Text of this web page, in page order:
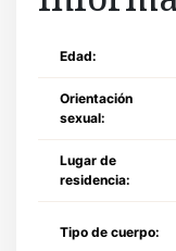
Edad:
Orientación
sexual:
Lugar de
residencia:
Tipo de cuerpo: